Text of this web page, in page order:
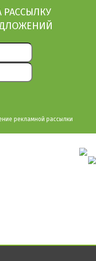
РАССЫЛКУ
рекламной рассылки